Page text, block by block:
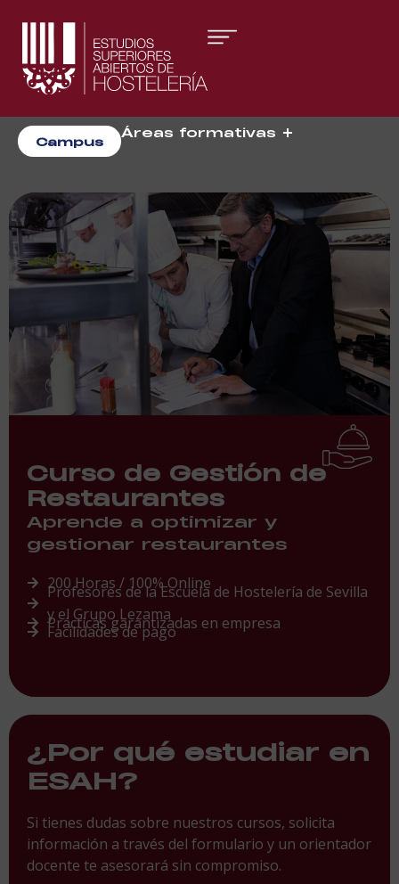
Campus
Áreas formativas
Curso de Gestión de
Restaurantes
Aprende a optimizar y
gestionar restaurantes
200 Horas / 100% Online
Profesores de la Escuela de Hostelería de Sevilla
y el Grupo Lezama
Prácticas garantizadas en empresa
Facilidades de pago
¿Por qué estudiar en
ESAH?
Si tienes dudas sobre nuestros cursos, solicita
información a través del formulario y un orientador
docente te asesorará sin compromiso.